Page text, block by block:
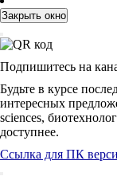
Закрыть окно
Подпишитесь на
Будьте в курсе
интересных
sciences,
доступнее.
Ссылка для ПК